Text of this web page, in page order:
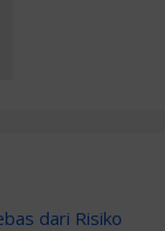
dari Risiko